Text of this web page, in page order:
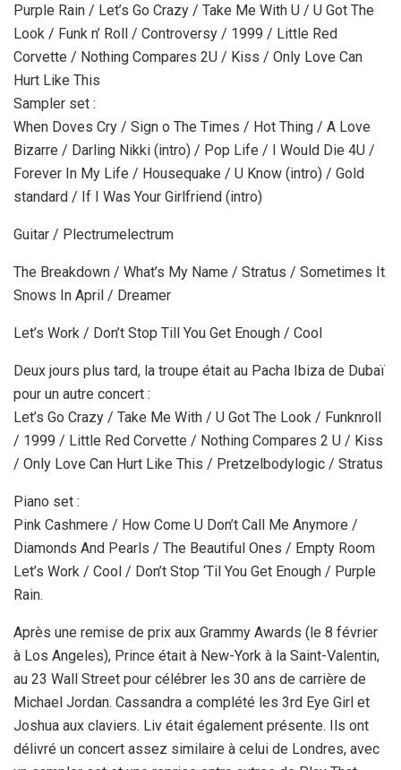
Purple Rain / Let’s Go Crazy / Take Me With U / U Got The
Look / Funk n’ Roll / Controversy / 1999 / Little Red
Corvette / Nothing Compares 2U / Kiss / Only Love Can
Hurt Like This
Sampler set :
When Doves Cry / Sign o The Times / Hot Thing / A Love
Bizarre / Darling Nikki (intro) / Pop Life / I Would Die 4U /
Forever In My Life / Housequake / U Know (intro) / Gold
standard / If I Was Your Girlfriend (intro)
Guitar / Plectrumelectrum
The Breakdown / What’s My Name / Stratus / Sometimes It
Snows In April / Dreamer
Let’s Work / Don’t Stop Till You Get Enough / Cool
Deux jours plus tard, la troupe était au Pacha Ibiza de Dubaï
pour un autre concert :
Let’s Go Crazy / Take Me With / U Got The Look / Funknroll
/ 1999 / Little Red Corvette / Nothing Compares 2 U / Kiss
/ Only Love Can Hurt Like This / Pretzelbodylogic / Stratus
Piano set :
Pink Cashmere / How Come U Don’t Call Me Anymore /
Diamonds And Pearls / The Beautiful Ones / Empty Room
Let’s Work / Cool / Don’t Stop ‘Til You Get Enough / Purple
Rain.
Après une remise de prix aux Grammy Awards (le 8 février
à Los Angeles), Prince était à New-York à la Saint-Valentin,
au 23 Wall Street pour célébrer les 30 ans de carrière de
Michael Jordan. Cassandra a complété les 3rd Eye Girl et
Joshua aux claviers. Liv était également présente. Ils ont
délivré un concert assez similaire à celui de Londres, avec